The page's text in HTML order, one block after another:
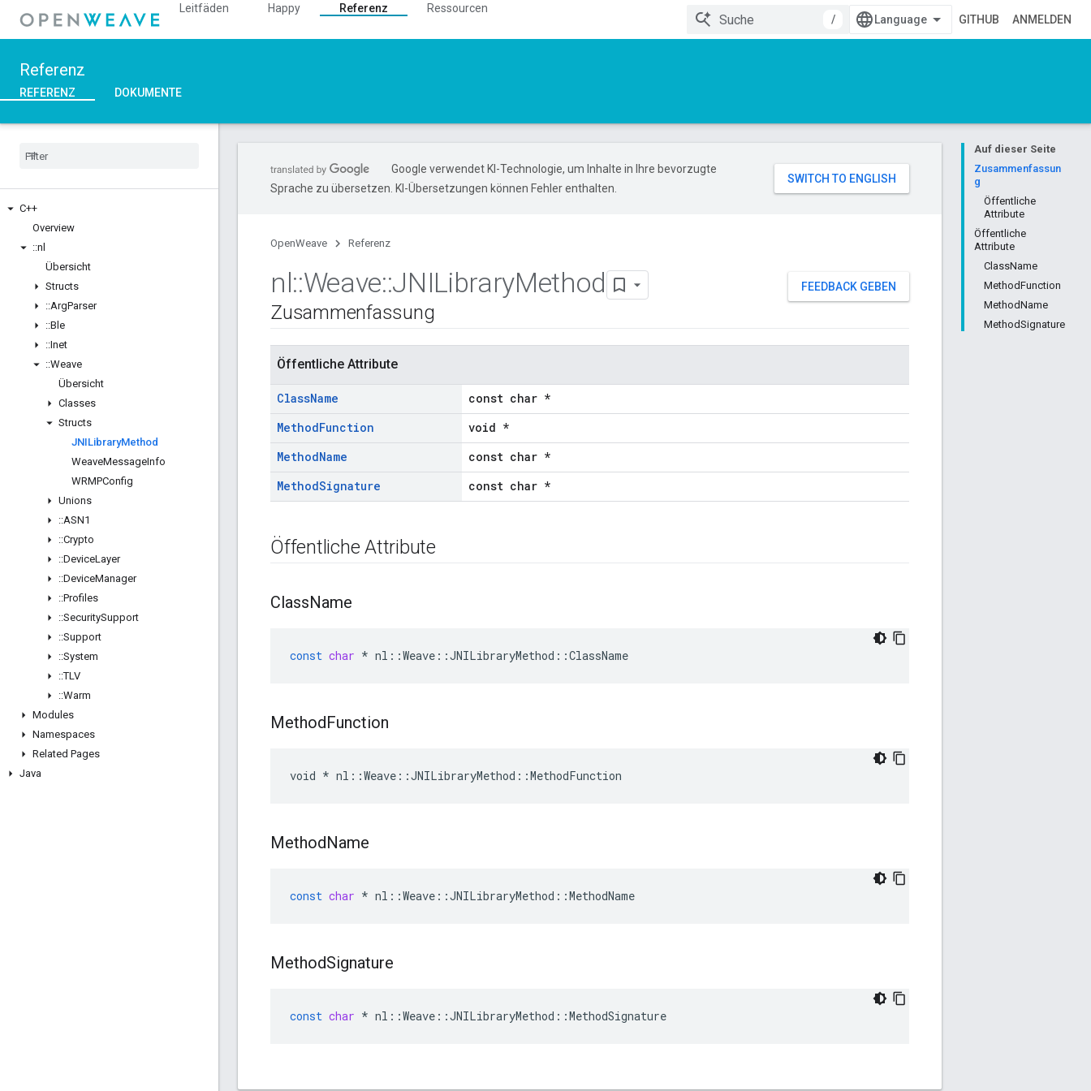
Leitfäden Happy Referenz
Ressourcen
/
GITHUB ANMELDEN
Referenz
REFERENZ DOKUMENTE
C++
Overview
::nl
Übersicht
Structs
::ArgParser
::Ble
::Inet
::Weave
Übersicht
Classes
Structs
JNILibraryMethod
WeaveMessageInfo
WRMPConfig
Unions
::ASN1
::Crypto
::DeviceLayer
::DeviceManager
::Profiles
::SecuritySupport
::Support
::System
::TLV
::Warm
Modules
Namespaces
Related Pages
Java
Auf dieser Seite
Zusammenfassun
g
Öffentliche
Attribute
Öffentliche
Attribute
ClassName
MethodFunction
MethodName
MethodSignature
Google verwendet KI-Technologie, um Inhalte in Ihre bevorzugte
Sprache zu übersetzen. KI-Übersetzungen können Fehler enthalten.
OpenWeave Referenz
FEEDBACK GEBEN
nl::Weave::JNILibraryMethod
Zusammenfassung
Öffentliche Attribute
ClassName
const char *
MethodFunction
void *
MethodName
const char *
MethodSignature const char *
Öffentliche Attribute
ClassName
const char * nl ::Weave ::JNILibraryMethod ::ClassName
MethodFunction
void * nl::Weave::JNILibraryMethod::MethodFunction
MethodName
const char * nl ::Weave ::JNILibraryMethod ::MethodName
MethodSignature
const char * nl ::Weave ::JNILibraryMethod ::MethodSignature